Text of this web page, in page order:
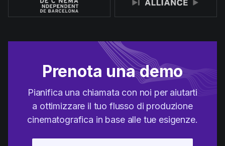
Prenota una demo
Pianifica una chiamata con noi per aiutarti
a ottimizzare il tuo flusso di produzione
cinematografica in base alle tue esigenze.